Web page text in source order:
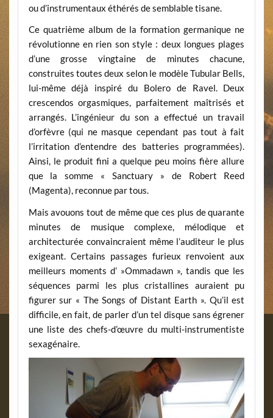
ou d’instrumentaux éthérés de semblable tisane.
Ce quatrième album de la formation germanique ne
révolutionne en rien son style : deux longues plages
d’une grosse vingtaine de minutes chacune,
construites toutes deux selon le modèle Tubular Bells,
lui-même déjà inspiré du Bolero de Ravel. Deux
crescendos orgasmiques, parfaitement maîtrisés et
arrangés. L’ingénieur du son a effectué un travail
d’orfèvre (qui ne masque cependant pas tout à fait
l’irritation d’entendre des batteries programmées).
Ainsi, le produit fini a quelque peu moins fière allure
que la somme « Sanctuary » de Robert Reed
(Magenta), reconnue par tous.
Mais avouons tout de même que ces plus de quarante
minutes de musique complexe, mélodique et
architecturée convaincraient même l’auditeur le plus
exigeant. Certains passages furieux renvoient aux
meilleurs moments d’ »Ommadawn », tandis que les
séquences parmi les plus cristallines auraient pu
figurer sur « The Songs of Distant Earth ». Qu’il est
difficile, en fait, de parler d’un tel disque sans égrener
une liste des chefs-d’œuvre du multi-instrumentiste
sexagénaire.